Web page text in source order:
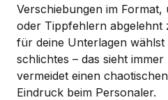
Verschiebungen im Format,
oder Tippfehlern abgelehnt
für deine Unterlagen wählst
schlichtes – das sieht
vermeidet einen
Eindruck beim Personaler.